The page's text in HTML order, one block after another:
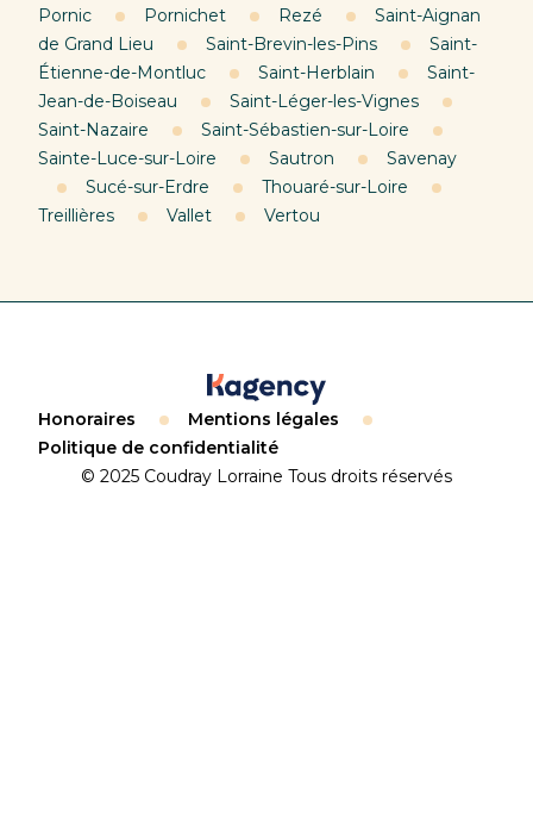
Pornic
Pornichet Rezé
Saint-Aignan
de Grand Lieu
Saint-Brevin-les-Pins
Saint-
Étienne-de-Montluc
Saint-Herblain
Saint-
Jean-de-Boiseau
Saint-Léger-les-Vignes
Saint-Nazaire
Saint-Sébastien-sur-Loire
Sainte-Luce-sur-Loire
Sautron
Savenay
Sucé-sur-Erdre
Thouaré-sur-Loire
Treillières
Vallet Vertou
© 2025 Coudray Lorraine Tous droits réservés
Honoraires
Mentions légales
Politique de confidentialité